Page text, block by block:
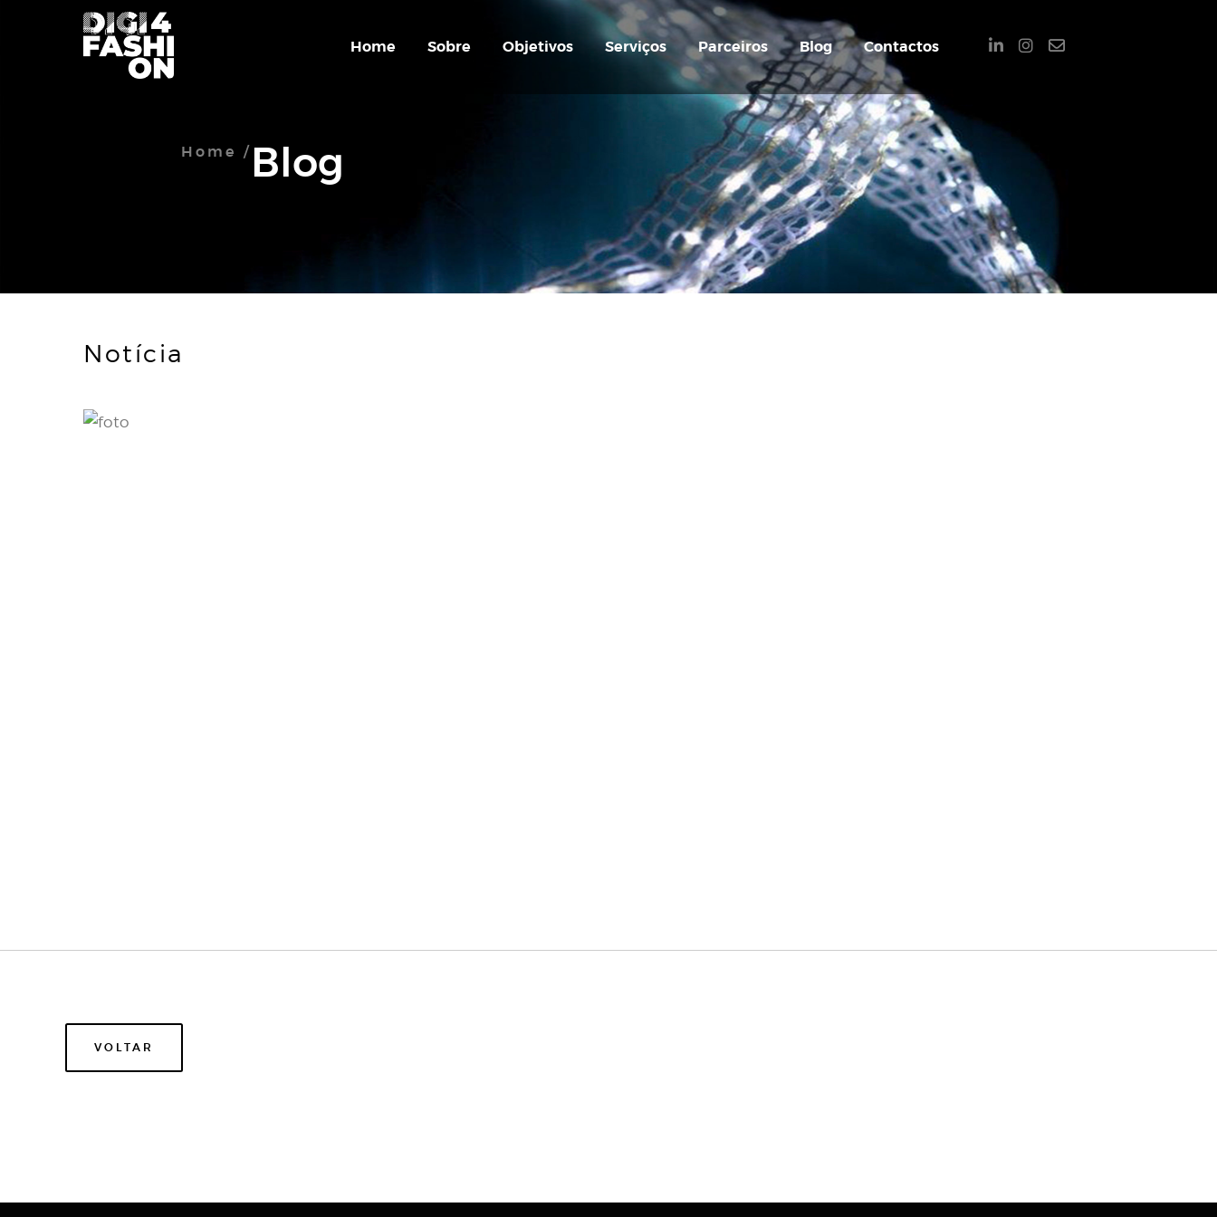
Home Sobre Objetivos Serviços Parceiros Blog Contactos
Home / Blog
Notícia
VOLTAR